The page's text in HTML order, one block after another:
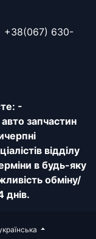
630-
-
запчастин
відділу
в будь-яку
обміну/
днів.